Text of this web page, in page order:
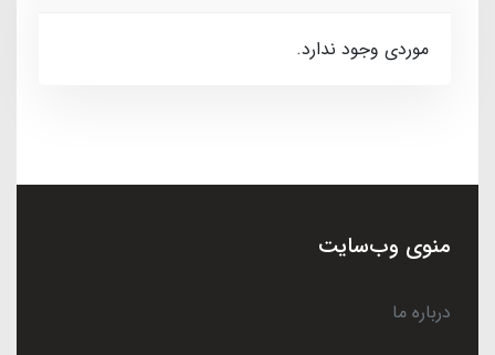
موردی وجود ندارد.
منوی وب‌سایت
درباره ما